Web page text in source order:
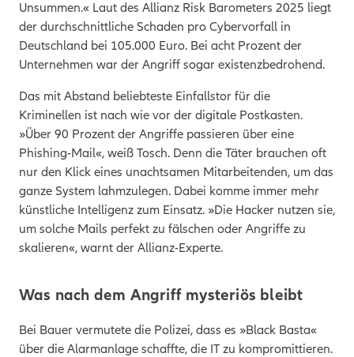
Unsummen.« Laut des Allianz Risk Barometers 2025 liegt
der durchschnittliche Schaden pro Cybervorfall in
Deutschland bei 105.000 Euro. Bei acht Prozent der
Unternehmen war der Angriff sogar existenzbedrohend.
Das mit Abstand beliebteste Einfallstor für die
Kriminellen ist nach wie vor der digitale Postkasten.
»Über 90 Prozent der Angriffe passieren über eine
Phishing-Mail«, weiß Tosch. Denn die Täter brauchen oft
nur den Klick eines unachtsamen Mitarbeitenden, um das
ganze System lahmzulegen. Dabei komme immer mehr
künstliche Intelligenz zum Einsatz. »Die Hacker nutzen sie,
um solche Mails perfekt zu fälschen oder Angriffe zu
skalieren«, warnt der Allianz-Experte.
Was nach dem Angriff mysteriös bleibt
Bei Bauer vermutete die Polizei, dass es »Black Basta«
über die Alarmanlage schaffte, die IT zu kompromittieren.